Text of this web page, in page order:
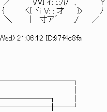
:.:/i/ 、 Y
}> .ﾉ
,/ ／
21:06:12 ID:97f4c8fa
│